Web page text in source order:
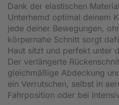
Dank der elastischen
Unterhemd optimal deinem
jede deiner Bewegungen,
körpernahe Schnitt sorgt
Haut sitzt und perfekt unter
Der verlängerte
gleichmäßige Abdeckung
ein Verrutschen, selbst in
Fahrposition oder bei